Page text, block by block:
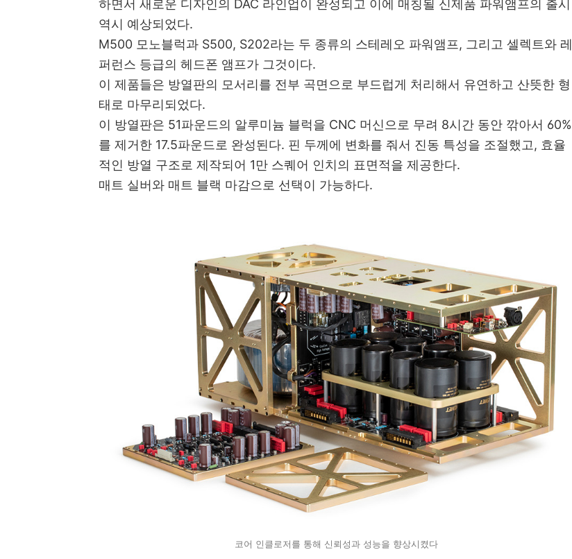
하면서 새로운 디자인의 DAC 라인업이 완성되고 이에 매칭될 신제품 파워앰프의 출시
역시 예상되었다.
M500 모노블럭과 S500, S202라는 두 종류의 스테레오 파워앰프, 그리고 셀렉트와 레
퍼런스 등급의 헤드폰 앰프가 그것이다.
이 제품들은 방열판의 모서리를 전부 곡면으로 부드럽게 처리해서 유연하고 산뜻한 형
태로 마무리되었다.
이 방열판은 51파운드의 알루미늄 블럭을 CNC 머신으로 무려 8시간 동안 깎아서 60%
를 제거한 17.5파운드로 완성된다. 핀 두께에 변화를 줘서 진동 특성을 조절했고, 효율
적인 방열 구조로 제작되어 1만 스퀘어 인치의 표면적을 제공한다.
매트 실버와 매트 블랙 마감으로 선택이 가능하다.
코어 인클로저를 통해 신뢰성과 성능을 향상시켰다